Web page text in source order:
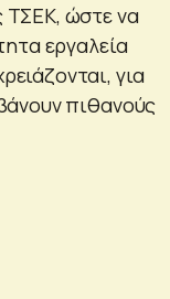
ΤΣΕΚ, ώστε να
εργαλεία
για
πιθανούς